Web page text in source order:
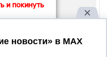
и покинуть